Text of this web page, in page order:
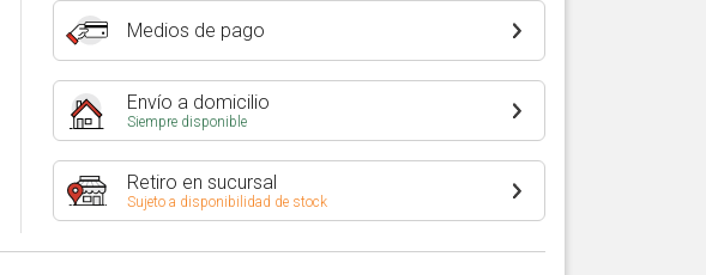
Medios de pago
Envío a domicilio
Siempre disponible
Retiro en sucursal
Sujeto a disponibilidad de stock